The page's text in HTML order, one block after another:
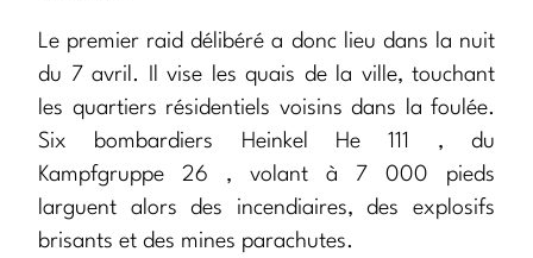
Le premier raid délibéré a donc lieu dans la nuit
du 7 avril. Il vise les quais de la ville, touchant
les quartiers résidentiels voisins dans la foulée.
Six bombardiers Heinkel He 111 , du
Kampfgruppe 26 , volant à 7 000 pieds
larguent alors des incendiaires, des explosifs
brisants et des mines parachutes.